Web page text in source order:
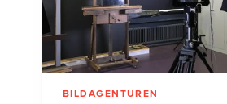
BILDAGENTUREN